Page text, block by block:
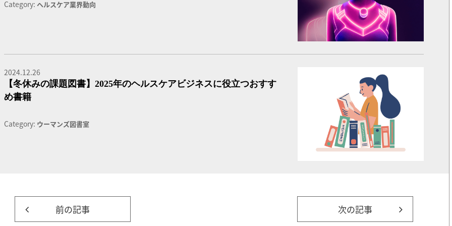
Category:ヘルスケア業界動向
2024.12.26
【冬休みの課題図書】2025年のヘルスケアビジネスに役立つおすす
め書籍
Category: ウーマンズ図書室
前の記事 次の記事